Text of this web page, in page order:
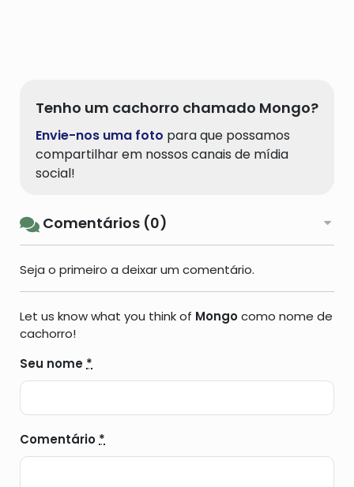
Tenho um cachorro chamado Mongo?
Envie-nos uma foto para que possamos
compartilhar em nossos canais de mídia
social!
Comentários (0)
Seja o primeiro a deixar um comentário.
Let us know what you think of Mongocomo nome de
cachorro!
Seu nome *
Comentário *